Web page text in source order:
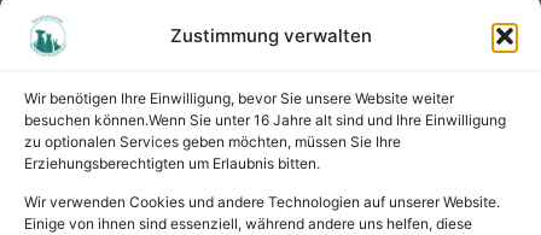
Zustimmung verwalten
Wir benötigen Ihre Einwilligung, bevor Sie unsere Website weiter
besuchen können.Wenn Sie unter 16 Jahre alt sind und Ihre Einwilligung
zu optionalen Services geben möchten, müssen Sie Ihre
Erziehungsberechtigten um Erlaubnis bitten.
Wir verwenden Cookies und andere Technologien auf unserer Website.
Einige von ihnen sind essenziell, während andere uns helfen, diese
Wichtiges
Tiervermittlung
Tierpension
Rechtliches